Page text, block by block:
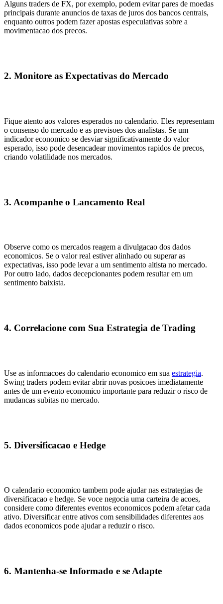
Alguns traders de FX, por exemplo, podem evitar pares de moedas
principais durante anuncios de taxas de juros dos bancos centrais,
enquanto outros podem fazer apostas especulativas sobre a
movimentacao dos precos.
2. Monitore as Expectativas do Mercado
Fique atento aos valores esperados no calendario. Eles representam
o consenso do mercado e as previsoes dos analistas. Se um
indicador economico se desviar significativamente do valor
esperado, isso pode desencadear movimentos rapidos de precos,
criando volatilidade nos mercados.
3. Acompanhe o Lancamento Real
Observe como os mercados reagem a divulgacao dos dados
economicos. Se o valor real estiver alinhado ou superar as
expectativas, isso pode levar a um sentimento altista no mercado.
Por outro lado, dados decepcionantes podem resultar em um
sentimento baixista.
4. Correlacione com Sua Estrategia de Trading
Use as informacoes do calendario economico em sua estrategia.
Swing traders podem evitar abrir novas posicoes imediatamente
antes de um evento economico importante para reduzir o risco de
mudancas subitas no mercado.
5. Diversificacao e Hedge
O calendario economico tambem pode ajudar nas estrategias de
diversificacao e hedge. Se voce negocia uma carteira de acoes,
considere como diferentes eventos economicos podem afetar cada
ativo. Diversificar entre ativos com sensibilidades diferentes aos
dados economicos pode ajudar a reduzir o risco.
6. Mantenha-se Informado e se Adapte